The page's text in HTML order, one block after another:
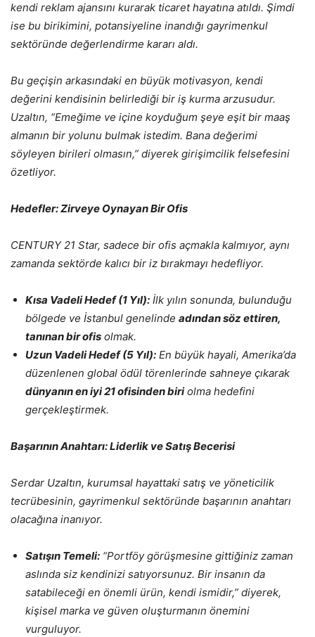
kendi reklam ajansını kurarak ticaret hayatına atıldı. Şimdi
ise bu birikimini, potansiyeline inandığı gayrimenkul
sektöründe değerlendirme kararı aldı.
Bu geçişin arkasındaki en büyük motivasyon, kendi
değerini kendisinin belirlediği bir iş kurma arzusudur.
Uzaltın, “Emeğime ve içine koyduğum şeye eşit bir maaş
almanın bir yolunu bulmak istedim. Bana değerimi
söyleyen birileri olmasın,” diyerek girişimcilik felsefesini
özetliyor.
Hedefler: Zirveye Oynayan Bir Ofis
CENTURY 21 Star, sadece bir ofis açmakla kalmıyor, aynı
zamanda sektörde kalıcı bir iz bırakmayı hedefliyor.
Kısa Vadeli Hedef (1 Yıl): İlk yılın sonunda, bulunduğu
bölgede ve İstanbul genelinde adından söz ettiren,
tanınan bir ofis olmak.
Uzun Vadeli Hedef (5 Yıl): En büyük hayali, Amerika’da
düzenlenen global ödül törenlerinde sahneye çıkarak
dünyanın en iyi 21 ofisinden biriolma hedefini
gerçekleştirmek.
Başarının Anahtarı: Liderlik ve Satış Becerisi
Serdar Uzaltın, kurumsal hayattaki satış ve yöneticilik
tecrübesinin, gayrimenkul sektöründe başarının anahtarı
olacağına inanıyor.
Satışın Temeli: “Portföy görüşmesine gittiğiniz zaman
aslında siz kendinizi satıyorsunuz. Bir insanın da
satabileceği en önemli ürün, kendi ismidir,” diyerek,
kişisel marka ve güven oluşturmanın önemini
vurguluyor.